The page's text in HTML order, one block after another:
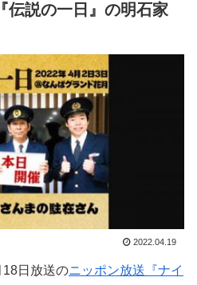
伝説の一日』の明石家
2022.04.19
日放送のニッポン放送『ナイ